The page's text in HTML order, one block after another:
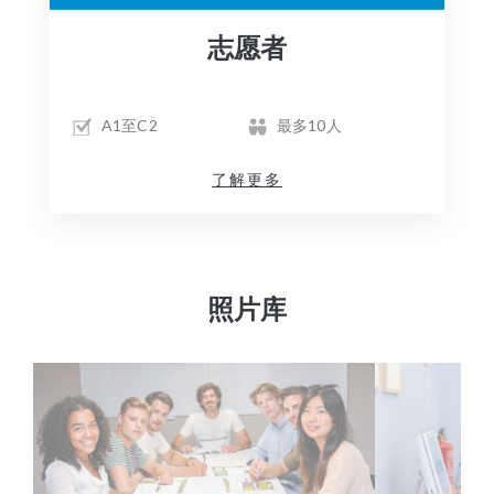
志愿者
A1至C2 最多10人
了解更多
照片库